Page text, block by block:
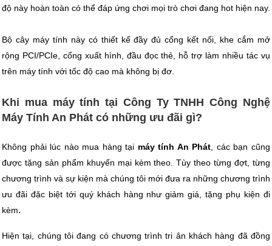
độ này hoàn toàn có thể đáp ứng chơi mọi trò chơi đang hot hiện nay.
Bộ cây máy tính này có thiết kế đầy đủ cổng kết nối, khe cắm mở
rộng PCI/PCIe, cổng xuất hình, đầu đọc thẻ, hỗ trợ làm nhiều tác vụ
trên máy tính với tốc độ cao mà không bị đơ.
Khi mua máy tính tại Công Ty TNHH Công Nghệ
Máy Tính An Phát có những ưu đãi gì?
Không phải lúc nào mua hàng tại máy tính An Phát, các bạn cũng
được tặng sản phẩm khuyến mại kèm theo. Tùy theo từng đợt, từng
chương trình và sự kiện mà chúng tôi mới đưa ra những chương trình
ưu đãi đặc biệt tới quý khách hàng như giảm giá, tặng phụ kiện đi
kèm.
Hiện tại, chúng tôi đang có chương trình tri ân khách hàng đã đồng